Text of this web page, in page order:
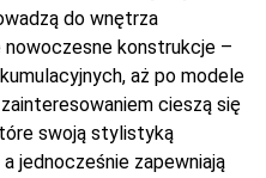
do wnętrza
konstrukcje –
aż po modele
cieszą się
swoją stylistyką
jednocześnie zapewniają